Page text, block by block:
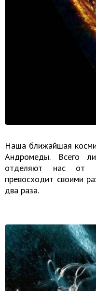
Наша ближайшая
Андромеды. Всего
отделяют нас от
превосходит своими
два раза.